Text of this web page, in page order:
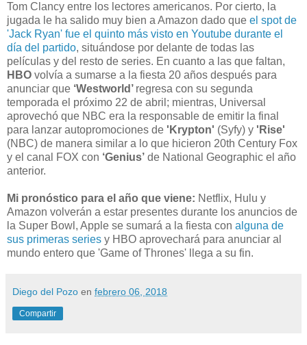
Tom Clancy entre los lectores americanos. Por cierto, la
jugada le ha salido muy bien a Amazon dado que el spot de
'Jack Ryan' fue el quinto más visto en Youtube durante el
día del partido, situándose por delante de todas las
películas y del resto de series. En cuanto a las que faltan,
HBO volvía a sumarse a la fiesta 20 años después para
anunciar que ‘Westworld’ regresa con su segunda
temporada el próximo 22 de abril; mientras, Universal
aprovechó que NBC era la responsable de emitir la final
para lanzar autopromociones de 'Krypton' (Syfy) y 'Rise'
(NBC) de manera similar a lo que hicieron 20th Century Fox
y el canal FOX con ‘Genius’ de National Geographic el año
anterior.
Mi pronóstico para el año que viene: Netflix, Hulu y
Amazon volverán a estar presentes durante los anuncios de
la Super Bowl, Apple se sumará a la fiesta con alguna de
sus primeras series y HBO aprovechará para anunciar al
mundo entero que 'Game of Thrones' llega a su fin.
Diego del Pozo en febrero 06, 2018
Compartir